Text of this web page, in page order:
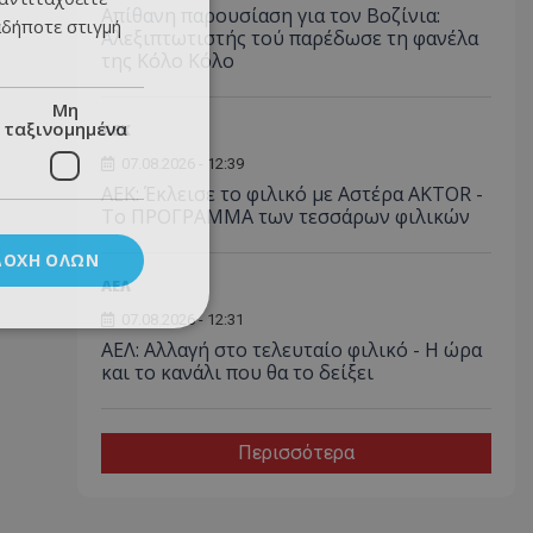
Απίθανη παρουσίαση για τον Βοζίνια:
Αλεξιπτωτιστής τού παρέδωσε τη φανέλα
της Κόλο Κόλο
ΑEK
07.08.2026 - 12:39
ΑΕΚ: Έκλεισε το φιλικό με Αστέρα AKTOR -
Το ΠΡΟΓΡΑΜΜΑ των τεσσάρων φιλικών
ΑΕΛ
07.08.2026 - 12:31
ΑΕΛ: Αλλαγή στο τελευταίο φιλικό - Η ώρα
και το κανάλι που θα το δείξει
Περισσότερα
στιγμή
Μη
ταξινομημένα
ΌΛΩΝ